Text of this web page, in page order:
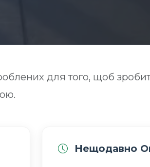
для того, щоб
Нещодавно